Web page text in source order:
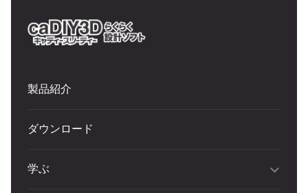
製品紹介
ダウンロード
学ぶ